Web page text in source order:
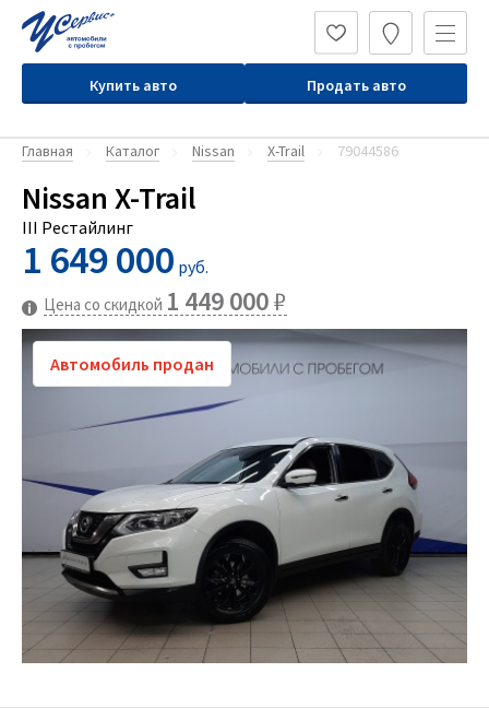
Купить авто Продать авто
Главная Каталог Nissan X-Trail 79044586
Nissan X-Trail
III Рестайлинг
1 649 000 руб.
Цена со скидкой 1 449 000₽